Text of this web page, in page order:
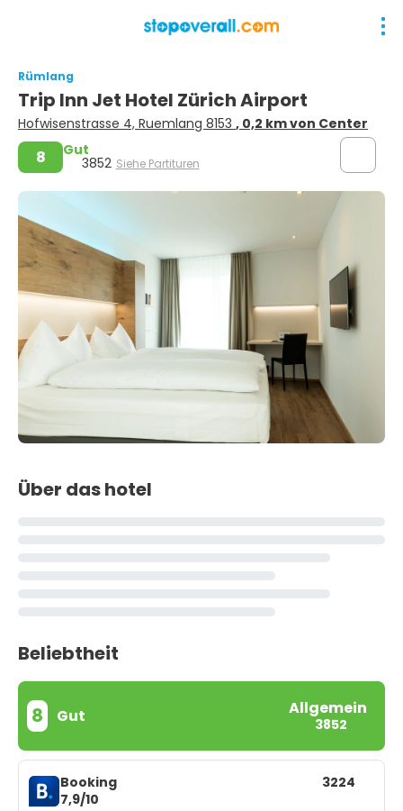
Rümlang
Trip Inn Jet Hotel Zürich Airport
Hofwisenstrasse 4, Ruemlang 8153 , 0,2 km von Center
8 Gut
3852 Siehe Partituren
Über das hotel
Beliebtheit
8 Gut Allgemein
3852
Booking
7,9/10
3224